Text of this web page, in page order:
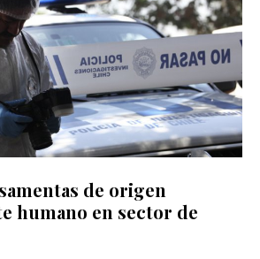
de origen
humano en sector de